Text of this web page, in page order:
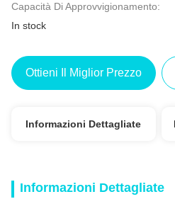
Capacità Di Approvvigionamento:
In stock
Ottieni Il Miglior Prezzo
Informazioni Dettagliate
Informazioni Dettagliate